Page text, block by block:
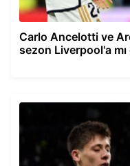
Carlo Ancelotti ve
sezon Liverpool'a